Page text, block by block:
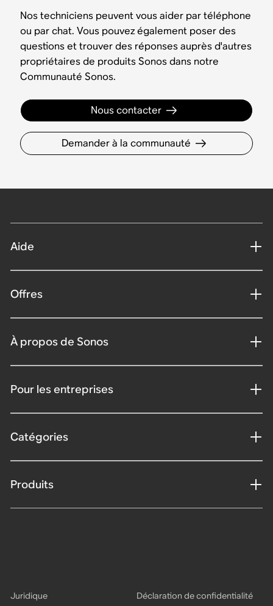
Nos techniciens peuvent vous aider par téléphone
ou par chat. Vous pouvez également poser des
questions et trouver des réponses auprès d'autres
propriétaires de produits Sonos dans notre
Communauté Sonos.
Nous contacter
Demander à la communauté
Aide
Offres
À propos de Sonos
Pour les entreprises
Catégories
Produits
Juridique Déclaration de confidentialité